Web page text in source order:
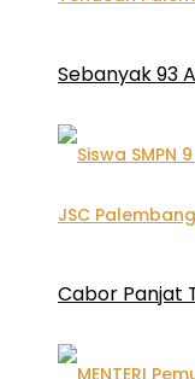
Sebanyak 93
Cabor Panjat